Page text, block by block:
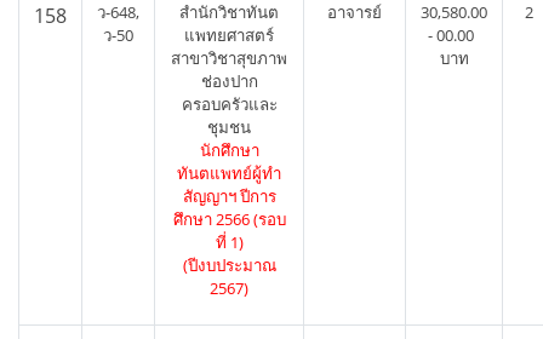
158
ว-648,
ว-50
สำนักวิชาทันต
แพทยศาสตร์
สาขาวิชาสุขภาพ
ช่องปาก
ครอบครัวและ
ชุมชน
นักศึกษา
ทันตแพทย์ผู้ทำ
สัญญาฯ ปีการ
ศึกษา 2566 (รอบ
ที่ 1)
(ปีงบประมาณ
2567)
อาจารย์
30,580.00
- 00.00
บาท
2